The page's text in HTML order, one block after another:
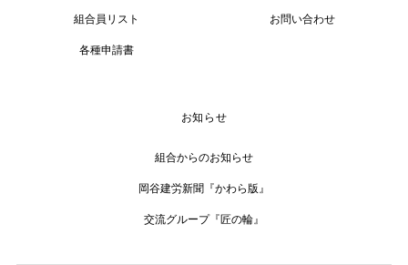
組合員リスト
各種申請書
お問い合わせ
お知らせ
組合からのお知らせ
岡谷建労新聞『かわら版』
交流グループ『匠の輪』